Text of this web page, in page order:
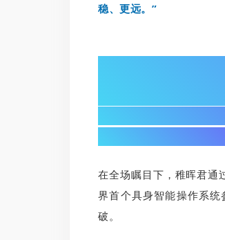
稳、更远。”
在全场瞩目下，稚晖君
界首个具身智能操作系
破。